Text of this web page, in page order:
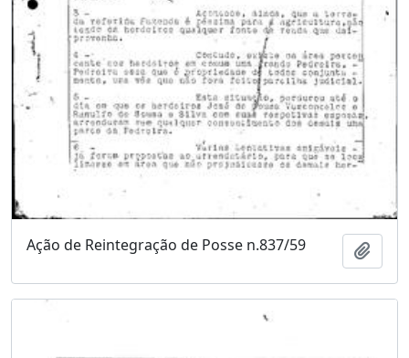
Ação de Reintegração de Posse n.837/59